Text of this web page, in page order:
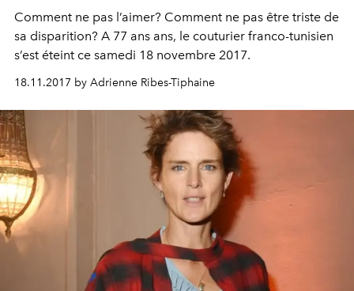
Comment ne pas l’aimer? Comment ne pas être triste de
sa disparition? A 77 ans ans, le couturier franco-tunisien
s’est éteint ce samedi 18 novembre 2017.
18.11.2017 by Adrienne Ribes-Tiphaine